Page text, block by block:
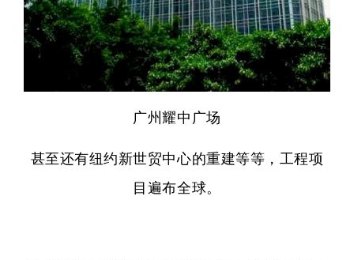
广州耀中广场
甚至还有纽约新世贸中心的重建等等，工程项
目遍布全球。